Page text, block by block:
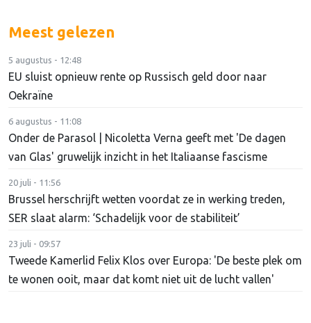
Meest gelezen
5 augustus - 12:48
EU sluist opnieuw rente op Russisch geld door naar
Oekraïne
6 augustus - 11:08
Onder de Parasol | Nicoletta Verna geeft met 'De dagen
van Glas' gruwelijk inzicht in het Italiaanse fascisme
20 juli - 11:56
Brussel herschrijft wetten voordat ze in werking treden,
SER slaat alarm: ‘Schadelijk voor de stabiliteit’
23 juli - 09:57
Tweede Kamerlid Felix Klos over Europa: 'De beste plek om
te wonen ooit, maar dat komt niet uit de lucht vallen'